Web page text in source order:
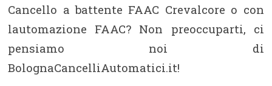
Cancello a battente FAAC Crevalcore o con
lautomazione FAAC? Non preoccuparti, ci
pensiamo noi di
BolognaCancelliAutomatici.it!